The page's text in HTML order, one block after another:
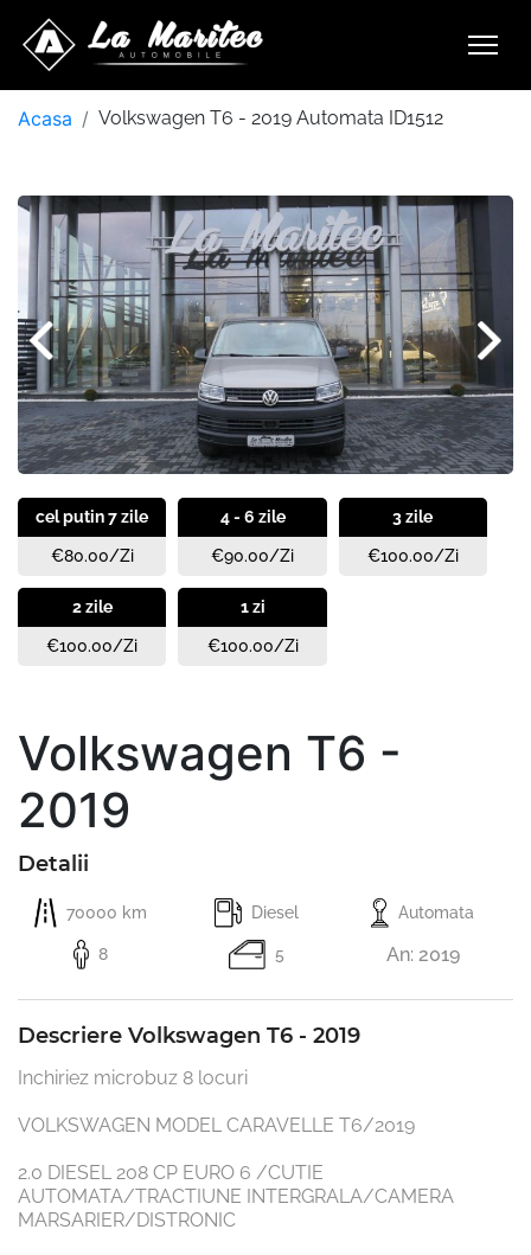
Acasa Volkswagen T6 - 2019 Automata ID1512
cel putin 7 zile
€80.00/Zi
4 - 6 zile
€90.00/Zi
3 zile
€100.00/Zi
2 zile
€100.00/Zi
1 zi
€100.00/Zi
Volkswagen T6 -
2019
Detalii
70000 km Diesel Automata
8 5 An: 2019
Descriere Volkswagen T6 - 2019
Inchiriez microbuz 8 locuri
VOLKSWAGEN MODEL CARAVELLE T6/2019
2.0 DIESEL 208 CP EURO 6 /CUTIE
AUTOMATA/TRACTIUNE INTERGRALA/CAMERA
MARSARIER/DISTRONIC